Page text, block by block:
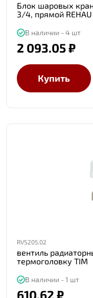
Блок шаровых
3/4, прямой REHAU
В наличии - 4 шт
2 093.05 ₽
Купить
RVS205.02
вентиль
термоголовку TIM
В наличии - 1 шт
610.62 ₽